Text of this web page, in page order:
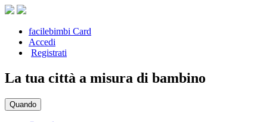
facilebimbi Card
Accedi
Registrati
La tua città a misura di bambino
Quando